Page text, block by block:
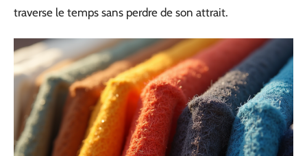
traverse le temps sans perdre de son attrait.